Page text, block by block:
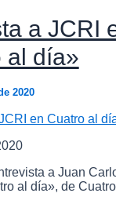
a JCRI
al día»
2020
a Juan
al día», de